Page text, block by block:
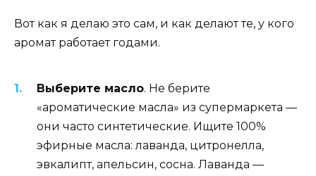
Вот как я делаю это сам, и как делают те, у кого
аромат работает годами.
Выберите масло. Не берите
«ароматические масла» из супермаркета —
они часто синтетические. Ищите 100%
эфирные масла: лаванда, цитронелла,
эвкалипт, апельсин, сосна. Лаванда —